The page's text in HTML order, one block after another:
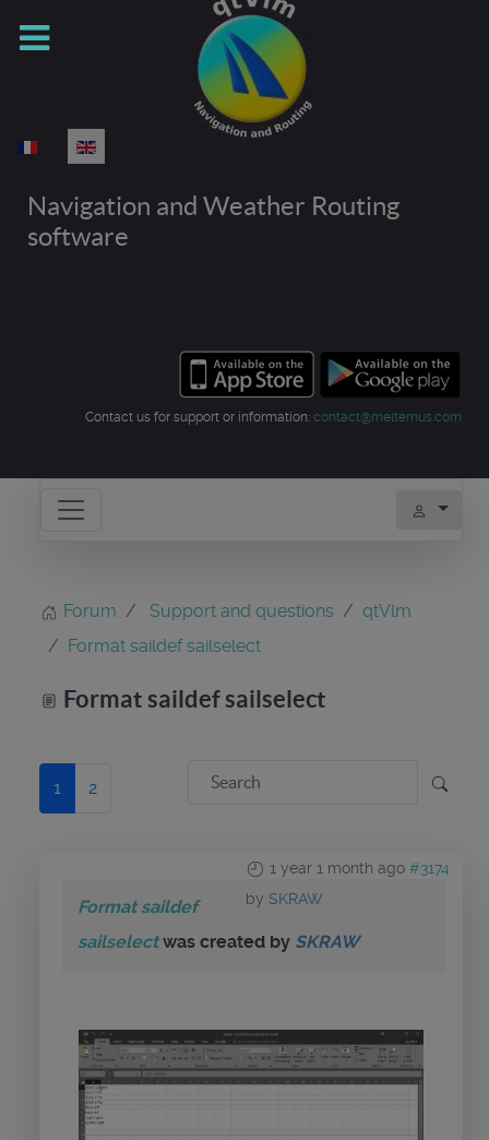
Select your language
Navigation and Weather Routing
software
Contact us for support or information: contact@meltemus.com
Forum Support and questions
qtVlm
Format saildef sailselect
Format saildef sailselect
1 2
1 year 1 month ago #3174
by SKRAW
Format saildef
sailselectwas created by SKRAW